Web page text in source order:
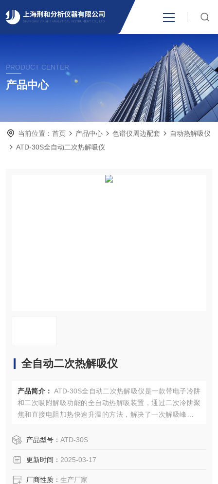
关于我们
新闻资讯
PRODUCT CENTER
产品中心
当前位置：首页 产品中心 色谱仪周边配套
自动热解吸仪
ATD-30S全自动二次热解吸仪
全自动二次热解吸仪
产品简介： ATD-30S全自动二次热解吸仪是一款带电子冷阱
和二次吸附解吸功能的全自动热解吸装置，通过二次冷阱聚
焦和直接电阻加热快速升温的方法，解决了一次解吸峰型差
产品型号： ATD-30S
更新时间： 2025-03-17
厂商性质： 生产厂家